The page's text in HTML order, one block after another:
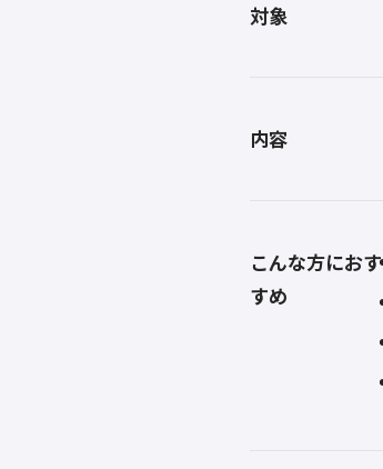
対象
内容
こんな方におす
すめ